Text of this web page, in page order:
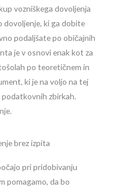
vozniškega dovoljenja
dovoljenje, ki ga dobite
podaljšate po običajnih
je v osnovi enak kot za
po teoretičnem in
ki je na voljo na tej
zbirkah.
brez izpita
pri pridobivanju
pomagamo, da bo